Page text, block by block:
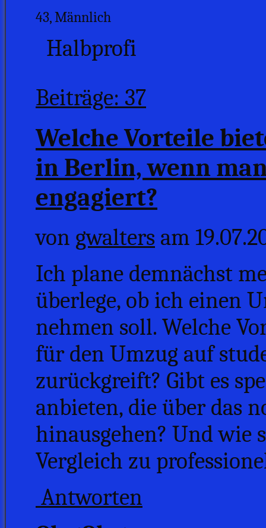
43, Männlich
Halbprofi
Beiträge: 37
Welche Vorteile
in Berlin, wenn
engagiert?
von gwalters am
Ich plane demnächst
überlege, ob ich einen
nehmen soll. Welche
für den Umzug auf
zurückgreift? Gibt es
anbieten, die über das
hinausgehen? Und wie
Vergleich zu
Antworten